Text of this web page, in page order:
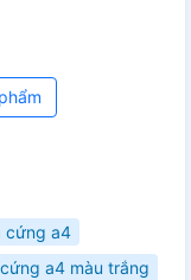
cứng a4
a4 màu trắng